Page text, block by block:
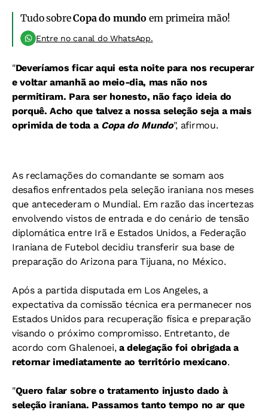
Tudo sobreCopa do mundo em primeira mão!
Entre no canal do WhatsApp.
"Deveríamos ficar aqui esta noite para nos recuperar
e voltar amanhã ao meio-dia, mas não nos
permitiram. Para ser honesto, não faço ideia do
porquê. Acho que talvez a nossa seleção seja a mais
oprimida de toda a Copa do Mundo", afirmou.
As reclamações do comandante se somam aos
desafios enfrentados pela seleção iraniana nos meses
que antecederam o Mundial. Em razão das incertezas
envolvendo vistos de entrada e do cenário de tensão
diplomática entre Irã e Estados Unidos, a Federação
Iraniana de Futebol decidiu transferir sua base de
preparação do Arizona para Tijuana, no México.
Após a partida disputada em Los Angeles, a
expectativa da comissão técnica era permanecer nos
Estados Unidos para recuperação física e preparação
visando o próximo compromisso. Entretanto, de
acordo com Ghalenoei, a delegação foi obrigada a
retornar imediatamente ao território mexicano.
"Quero falar sobre o tratamento injusto dado à
seleção iraniana. Passamos tanto tempo no ar que